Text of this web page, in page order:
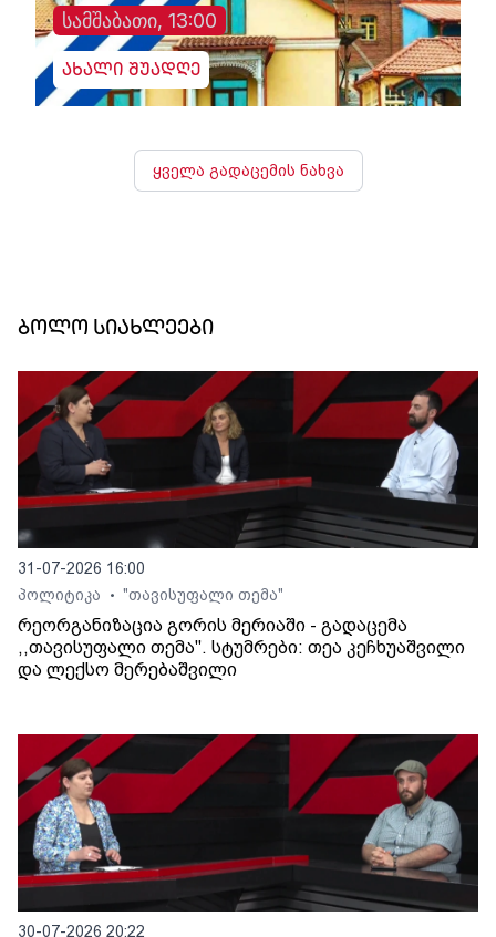
სამშაბათი, 13:00
ახალი შუადღე
ყველა გადაცემის ნახვა
ბოლო სიახლეები
31-07-2026 16:00
პოლიტიკა
• "თავისუფალი თემა"
რეორგანიზაცია გორის მერიაში - გადაცემა
,,თავისუფალი თემა". სტუმრები: თეა კეჩხუაშვილი
და ლექსო მერებაშვილი
30-07-2026 20:22